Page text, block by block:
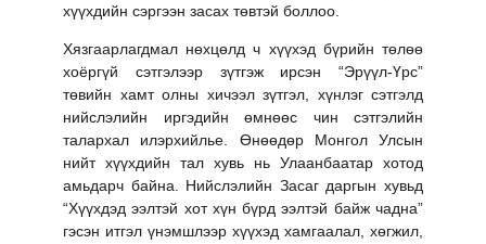
хүүхдийн сэргээн засах төвтэй боллоо.
Хязгаарлагдмал нөхцөлд ч хүүхэд бүрийн төлөө
хоёргүй сэтгэлээр зүтгэж ирсэн “Эрүүл-Үрс”
төвийн хамт олны хичээл зүтгэл, хүнлэг сэтгэлд
нийслэлийн иргэдийн өмнөөс чин сэтгэлийн
талархал илэрхийлье. Өнөөдөр Монгол Улсын
нийт хүүхдийн тал хувь нь Улаанбаатар хотод
амьдарч байна. Нийслэлийн Засаг даргын хувьд
“Хүүхдэд ээлтэй хот хүн бүрд ээлтэй байж чадна”
гэсэн итгэл үнэмшлээр хүүхэд хамгаалал, хөгжил,